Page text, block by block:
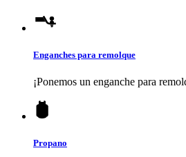
Enganches para remolque
¡Ponemos un enganche para
Propano